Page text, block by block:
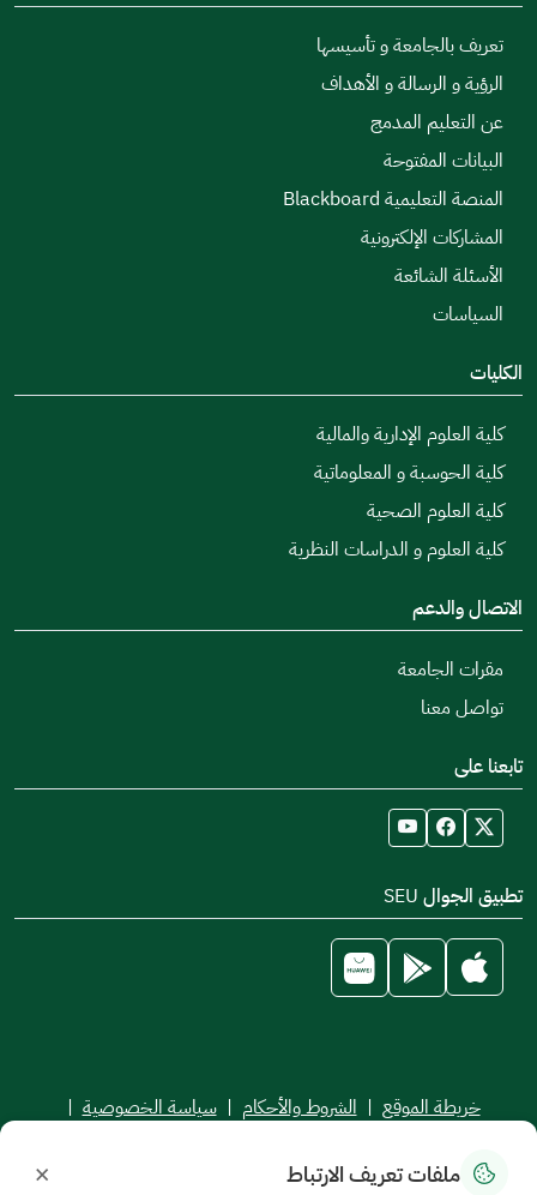
تعريف بالجامعة و تأسيسها
الرؤية و الرسالة و الأهداف
عن التعليم المدمج
البيانات المفتوحة
المنصة التعليمية Blackboard
المشاركات الإلكترونية
الأسئلة الشائعة
السياسات
الكليات
كلية العلوم الإدارية والمالية
كلية الحوسبة و المعلوماتية
كلية العلوم الصحية
كلية العلوم و الدراسات النظرية
الاتصال والدعم
مقرات الجامعة
تواصل معنا
تابعنا على
تطبيق الجوال SEU
خريطة الموقع | الشروط والأحكام | سياسة الخصوصية |
جميع الحقوق محفوظة للجامعة السعودية الإلكترونية © 2026
ملفات تعريف الارتباط ×